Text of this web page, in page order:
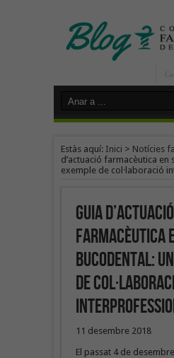
Estàs aquí: Inici > Notícies
d’actuació farmacèutica en
exemple de col·laboració
Guia d’actuació
farmacèutica
bucodental:
de
11 desembre 2018
El passat 4 de